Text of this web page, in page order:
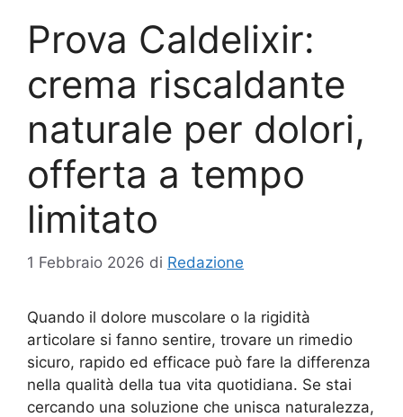
Prova Caldelixir:
crema riscaldante
naturale per dolori,
offerta a tempo
limitato
1 Febbraio 2026 di Redazione
Quando il dolore muscolare o la rigidità
articolare si fanno sentire, trovare un rimedio
sicuro, rapido ed efficace può fare la differenza
nella qualità della tua vita quotidiana. Se stai
cercando una soluzione che unisca naturalezza,